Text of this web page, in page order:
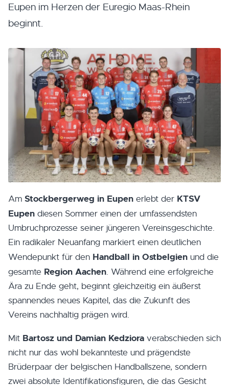
Eupen im Herzen der Euregio Maas-Rhein
beginnt.
Am Stockbergerweg in Eupen erlebt der KTSV
Eupen diesen Sommer einen der umfassendsten
Umbruchprozesse seiner jüngeren Vereinsgeschichte.
Ein radikaler Neuanfang markiert einen deutlichen
Wendepunkt für den Handball in Ostbelgien und die
gesamte Region Aachen. Während eine erfolgreiche
Ära zu Ende geht, beginnt gleichzeitig ein äußerst
spannendes neues Kapitel, das die Zukunft des
Vereins nachhaltig prägen wird.
Mit Bartosz und Damian Kedziora verabschieden sich
nicht nur das wohl bekannteste und prägendste
Brüderpaar der belgischen Handballszene, sondern
zwei absolute Identifikationsfiguren, die das Gesicht